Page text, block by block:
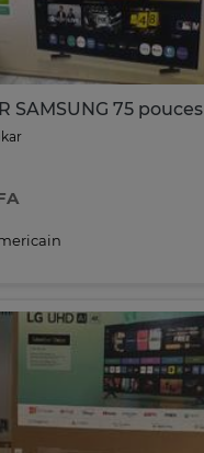
SAMSUNG 75 pouces